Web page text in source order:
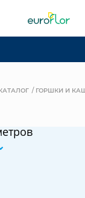
ФЛОРИСТИКА
ГОРШКИ И